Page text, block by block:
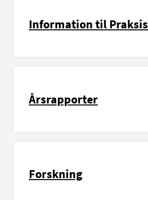
Information til Praksis
Årsrapporter
Forskning